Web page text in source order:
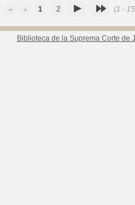
1 2 (1 -
Biblioteca de la Suprema Corte de